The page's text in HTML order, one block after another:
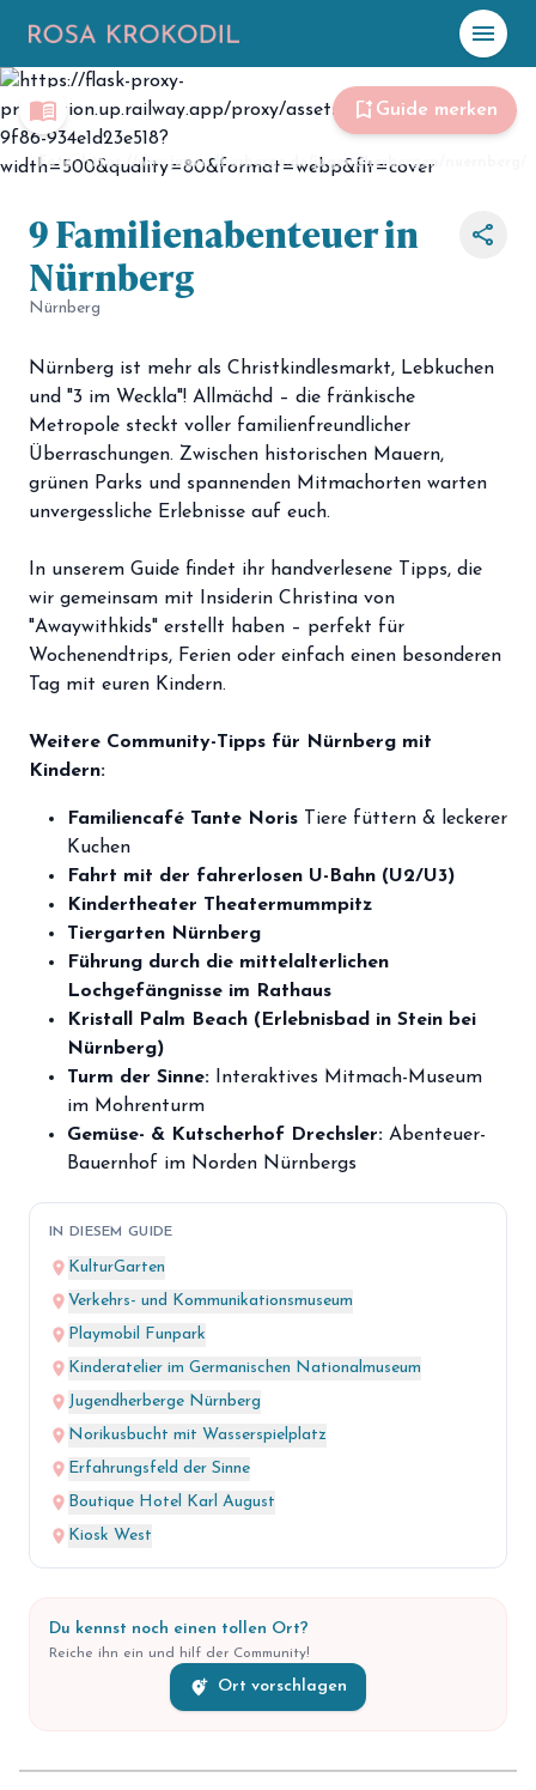
menu
☀️ Heute
Plane mit Kroki
celebration
hiking Abenteuer
hotel Unterkünfte
menu_book Guides
map
loyalty Mitgliedschaft
handshake Partnerschaft
menu_book bookmark_add Guide merken
Foto: https://www.jugendherberge.de/jugendherbergen/nuernberg/
9 Familienabenteuer in
Nürnberg
Nürnberg
share
Nürnberg ist mehr als Christkindlesmarkt, Lebkuchen
und "3 im Weckla"! Allmächd – die fränkische
Metropole steckt voller familienfreundlicher
Überraschungen. Zwischen historischen Mauern,
grünen Parks und spannenden Mitmachorten warten
unvergessliche Erlebnisse auf euch.
In unserem Guide findet ihr handverlesene Tipps, die
wir gemeinsam mit Insiderin Christina von
"Awaywithkids" erstellt haben – perfekt für
Wochenendtrips, Ferien oder einfach einen besonderen
Tag mit euren Kindern.
Weitere Community-Tipps für Nürnberg mit
Kindern:
Familiencafé Tante Noris Tiere füttern & leckerer
Kuchen
Fahrt mit der fahrerlosen U-Bahn (U2/U3)
Kindertheater Theatermummpitz
Tiergarten Nürnberg
Führung durch die mittelalterlichen
Lochgefängnisse im Rathaus
Kristall Palm Beach (Erlebnisbad in Stein bei
Nürnberg)
Turm der Sinne:
Interaktives Mitmach-Museum
im Mohrenturm
Gemüse- & Kutscherhof Drechsler: Abenteuer-
Bauernhof im Norden Nürnbergs
IN DIESEM GUIDE
place KulturGarten
place Verkehrs- und Kommunikationsmuseum
place Playmobil Funpark
place Kinderatelier im Germanischen Nationalmuseum
place Jugendherberge Nürnberg
place Norikusbucht mit Wasserspielplatz
place Erfahrungsfeld der Sinne
place Boutique Hotel Karl August
place Kiosk West
Du kennst noch einen tollen Ort?
Reiche ihn ein und hilf der Community!
add_location_alt Ort vorschlagen